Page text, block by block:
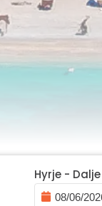
Hyrje - Dalje